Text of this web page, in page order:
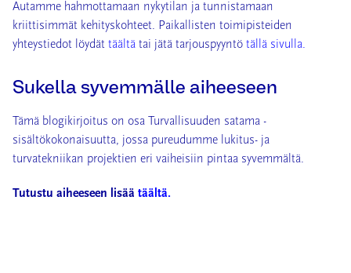
Autamme hahmottamaan nykytilan ja tunnistamaan
kriittisimmät kehityskohteet. Paikallisten toimipisteiden
yhteystiedot löydät täältä tai jätä tarjouspyyntö tällä sivulla.
Sukella syvemmälle aiheeseen
Tämä blogikirjoitus on osa Turvallisuuden satama -
sisältökokonaisuutta, jossa pureudumme lukitus- ja
turvatekniikan projektien eri vaiheisiin pintaa syvemmältä.
Tutustu aiheeseen lisää täältä.